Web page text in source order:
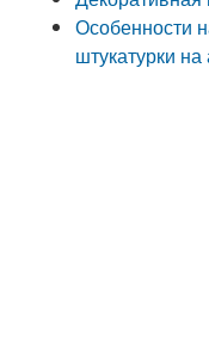
Особенности
штукатурки